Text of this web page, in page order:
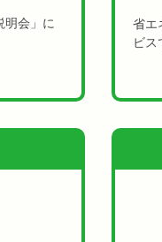
明会」に
省エ
ビス